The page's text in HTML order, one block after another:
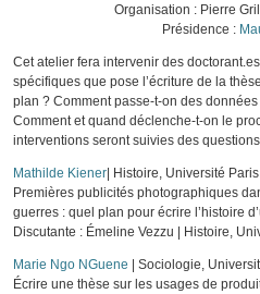
Organisation : Pierre
Présidence :
Cet atelier fera intervenir des
spécifiques que pose l’écriture de la
plan ? Comment passe-t-on des
Comment et quand déclenche-t-on le
interventions seront suivies des
Mathilde Kiener | Histoire, Université
Premières publicités photographiques
guerres : quel plan pour écrire l’histoire
Discutante : Émeline Vezzu | Histoire,
Marie Ngo NGuene | Sociologie,
Écrire une thèse sur les usages de